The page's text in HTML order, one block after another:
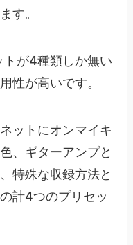
す。
トが4種類しか無い
性が高いです。
ットにオンマイキ
、ギターアンプと
特殊な収録方法と
計4つのプリセッ